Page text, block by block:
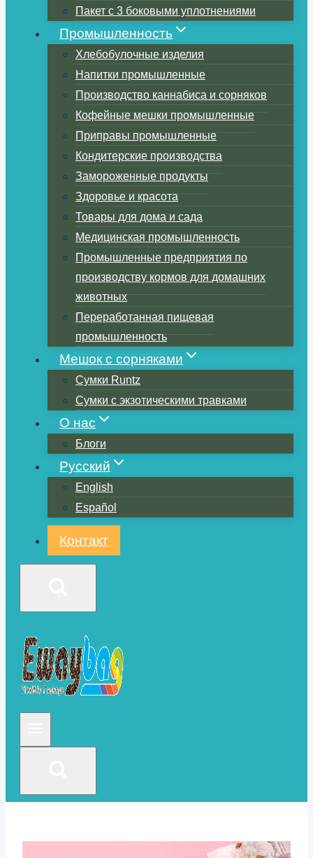
Пакет с 3 боковыми уплотнениями
Промышленность
Хлебобулочные изделия
Напитки промышленные
Производство каннабиса и сорняков
Кофейные мешки промышленные
Приправы промышленные
Кондитерские производства
Замороженные продукты
Здоровье и красота
Товары для дома и сада
Медицинская промышленность
Промышленные предприятия по
производству кормов для домашних
животных
Переработанная пищевая
промышленность
Мешок с сорняками
Сумки Runtz
Сумки с экзотическими травками
О нас
Блоги
Русский
English
Español
Контакт